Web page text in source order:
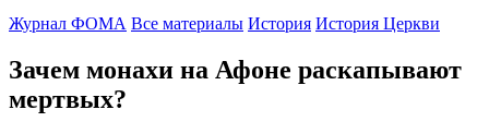
Журнал ФОМА Все материалы История История Церкви
Зачем монахи на Афоне раскапывают
мертвых?